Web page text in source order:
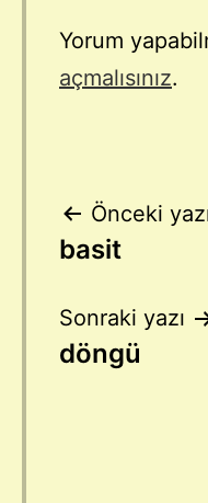
Yorum
açmalısınız.
Yazı
Önceki
basit
Sonraki yazı
döngü